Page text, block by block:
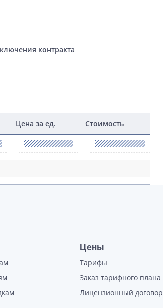
контракта
Цена за ед. Стоимость
Цены
Тарифы
Заказ тарифного плана
Лицензионный договор